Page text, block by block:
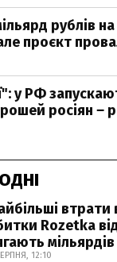
рублів
проєкт
у РФ
росіян ‒
втрати
Rozetka
мільярдів
12:10